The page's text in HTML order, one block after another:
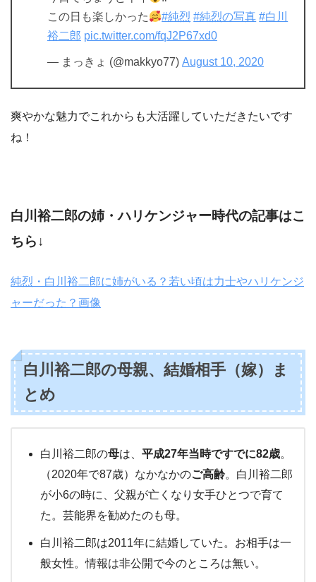
この日も楽しかった
#純烈 #純烈の写真 #白川
裕二郎 pic.twitter.com/fqJ2P67xd0
— まっきょ (@makkyo77) August 10, 2020
爽やかな魅力でこれからも大活躍していただきたいです
ね！
白川裕二郎の姉・ハリケンジャー時代の記事はこ
ちら↓
純烈・白川裕二郎に姉がいる？若い頃は力士やハリケンジ
ャーだった？画像
白川裕二郎の母親、結婚相手（嫁）ま
とめ
白川裕二郎の母は、 平成27年当時ですでに82歳。
（2020年で87歳）なかなかのご高齢。白川裕二郎
が小6の時に、父親が亡くなり女手ひとつで育て
た。芸能界を勧めたのも母。
白川裕二郎は2011年に結婚していた。お相手は一
般女性。情報は非公開で今のところは無い。